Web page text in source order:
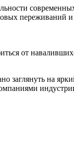
переживаний
от
заглянуть на